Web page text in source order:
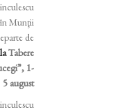
în Munţii
de
laTabere
1-
5 august